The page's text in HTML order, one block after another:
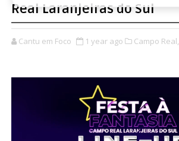
Real Laranjeiras do Sul
Cantu em Foco 1 year ago Campo Real,